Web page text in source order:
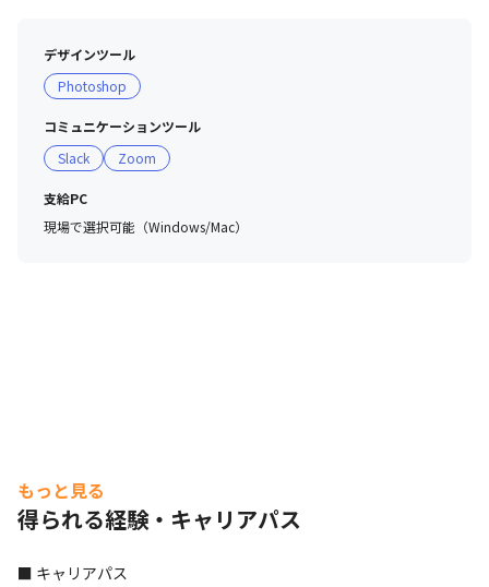
デザインツール
Photoshop
コミュニケーションツール
Slack
Zoom
支給PC
現場で選択可能（Windows/Mac）
もっと見る
得られる経験・キャリアパス
■ キャリアパス